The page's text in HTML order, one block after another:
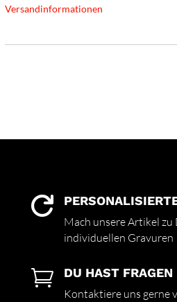
Versandinformationen

Mach unsere Artikel
individuellen Gravuren
 DU HAST FRAGEN
Kontaktiere uns gerne